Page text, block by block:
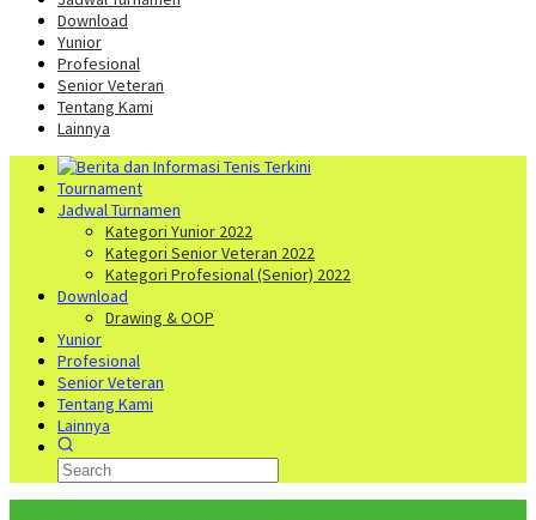
Download
Yunior
Profesional
Senior Veteran
Tentang Kami
Lainnya
Tournament
Jadwal Turnamen
Kategori Yunior 2022
Kategori Senior Veteran 2022
Kategori Profesional (Senior) 2022
Download
Drawing & OOP
Yunior
Profesional
Senior Veteran
Tentang Kami
Lainnya